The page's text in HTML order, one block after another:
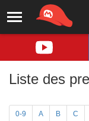
Liste des
0-9 A B C